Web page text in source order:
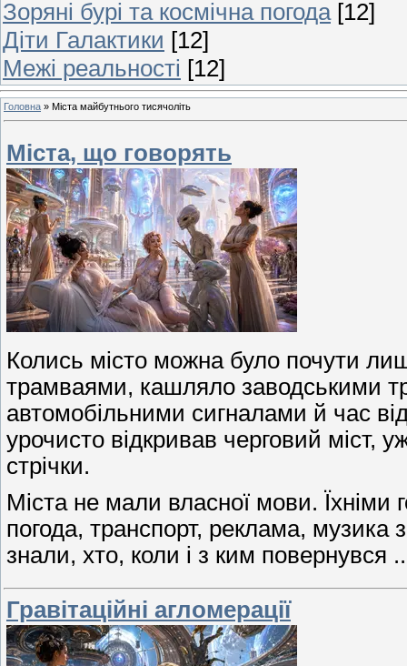
Зоряні бурі та космічна погода [12]
Діти Галактики [12]
Межі реальності [12]
Головна » Міста майбутнього тисячоліть
Міста, що говорять
Колись місто можна було почути
трамваями, кашляло заводськими
автомобільними сигналами й час
урочисто відкривав черговий міст,
стрічки.
Міста не мали власної мови. Їхніми
погода, транспорт, реклама, музика з
знали, хто, коли і з ким повернувся
Гравітаційні агломерації